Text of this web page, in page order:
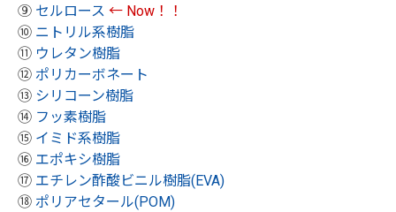
⑨ セルロース ← Now！！
⑩ ニトリル系樹脂
⑪ ウレタン樹脂
⑫ ポリカーボネート
⑬ シリコーン樹脂
⑭ フッ素樹脂
⑮ イミド系樹脂
⑯ エポキシ樹脂
⑰ エチレン酢酸ビニル樹脂(EVA)
⑱ ポリアセタール(POM)